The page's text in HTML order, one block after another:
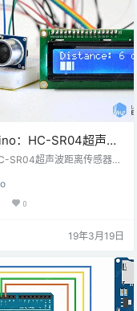
：HC-SR04超声波
SR04超声波距离传感器为
距离最远13cm的物体范
你试图避免你的机器人开
格低廉，易于连接，并且
它甚至看起来很酷，就像一
E机器人的眼睛，为您的最
人发明！什么是超声波？超
声波，其频率高于人类听
0
19年3月19日